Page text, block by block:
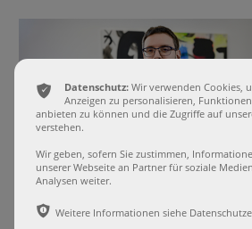
Rechtsanwalt Hüpsel, Zulassungen
Rechtsanwaltschaft 2016 und
ͳ Datenschutz: Wir verwenden Cookies,
Anzeigen zu personalisieren,
anbieten zu können und die Zugriffe auf
verstehen.
Wir geben, sofern Sie zustimmen,
unserer Webseite an Partner für soziale
Analysen weiter.
ѣ Weitere Informationen siehe